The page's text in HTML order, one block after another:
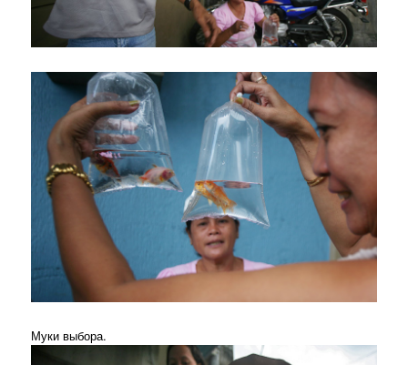
Муки выбора.